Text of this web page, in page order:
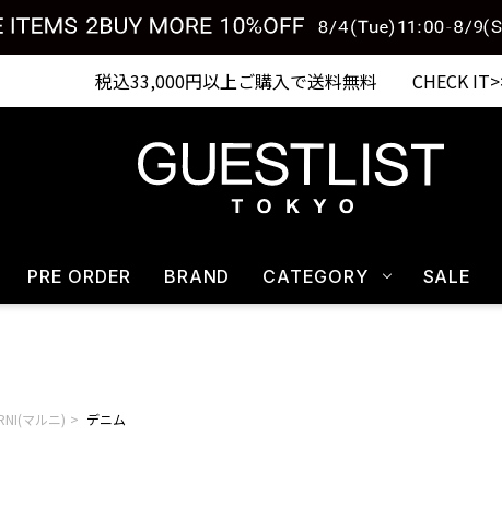
税込33,000円以上ご購入で送料無料 CHECK
PRE ORDER BRAND CATEGORY SALE
マルニ) デニム